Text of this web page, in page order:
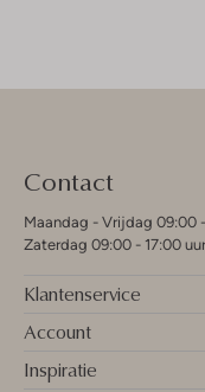
Contact
Maandag - Vrijdag 09:00
Zaterdag 09:00 - 17:00 uur
Klantenservice
Account
Inspiratie